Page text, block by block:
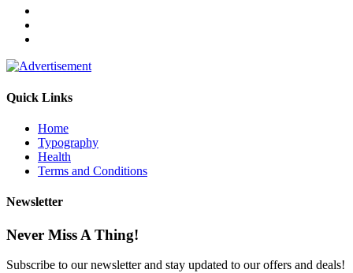
Quick Links
Home
Typography
Health
Terms and Conditions
Newsletter
Never Miss A Thing!
Subscribe to our newsletter and stay updated to our offers and deals!